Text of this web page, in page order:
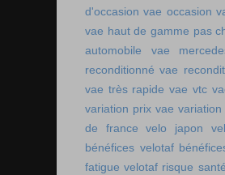
d'occasion vae occasion
vae haut de gamme pas
automobile
vae
reconditionné vae
vae très rapide vae vtc
variation prix vae
de france
velo japon
bénéfices velotaf
fatigue velotaf risque santé